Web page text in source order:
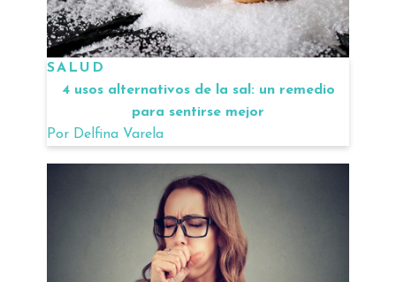
SALUD
4 usos alternativos de la sal: un remedio
para sentirse mejor
Por Delfina Varela